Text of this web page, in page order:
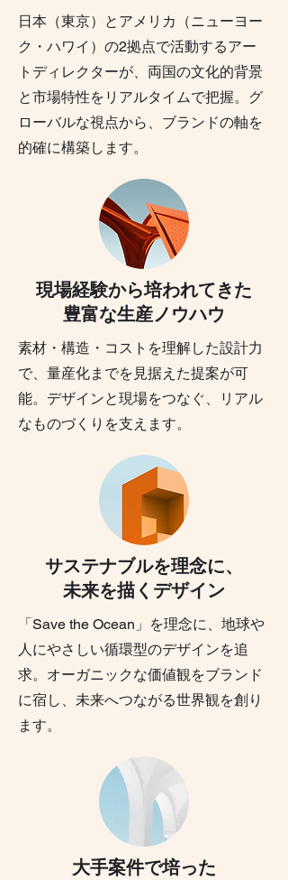
日本（東京）とアメリカ（ニューヨー
ク・ハワイ）の2拠点で活動するアー
トディレクターが、両国の文化的背景
と市場特性をリアルタイムで把握。グ
ローバルな視点から、ブランドの軸を
的確に構築します。
現場経験から培われてきた
​豊富な生産ノウハウ
素材・構造・コストを理解した設計力
で、量産化までを見据えた提案が可
能。デザインと現場をつなぐ、リアル
なものづくりを支えます。
サステナブルを理念に、
未来を描くデザイン
「Save the Ocean」を理念に、地球や
人にやさしい循環型のデザインを追
求。オーガニックな価値観をブランド
に宿し、未来へつながる世界観を創り
ます。
大手案件で培った